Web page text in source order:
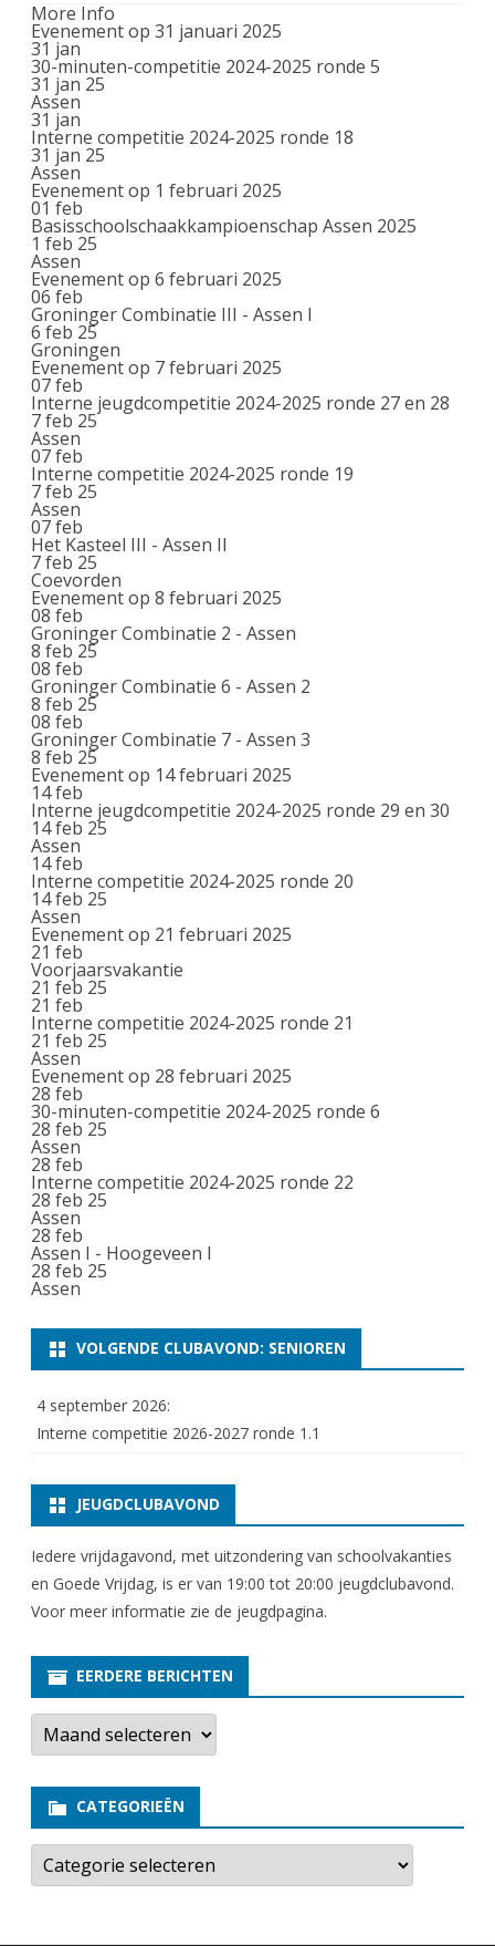
More Info
Evenement op 31 januari 2025
31 jan
30-minuten-competitie 2024-2025 ronde 5
31 jan 25
Assen
31 jan
Interne competitie 2024-2025 ronde 18
31 jan 25
Assen
Evenement op 1 februari 2025
01 feb
Basisschoolschaakkampioenschap Assen 2025
1 feb 25
Assen
Evenement op 6 februari 2025
06 feb
Groninger Combinatie III - Assen I
6 feb 25
Groningen
Evenement op 7 februari 2025
07feb
Interne jeugdcompetitie 2024-2025 ronde 27 en 28
7 feb 25
Assen
07feb
Interne competitie 2024-2025 ronde 19
7 feb 25
Assen
07feb
Het Kasteel III - Assen II
7 feb 25
Coevorden
Evenement op 8 februari 2025
08 feb
Groninger Combinatie 2 - Assen
8 feb 25
08 feb
Groninger Combinatie 6 - Assen 2
8 feb 25
08 feb
Groninger Combinatie 7 - Assen 3
8 feb 25
Evenement op 14 februari 2025
14feb
Interne jeugdcompetitie 2024-2025 ronde 29 en 30
14 feb 25
Assen
14feb
Interne competitie 2024-2025 ronde 20
14 feb 25
Assen
Evenement op 21 februari 2025
21 feb
Voorjaarsvakantie
21 feb 25
21 feb
Interne competitie 2024-2025 ronde 21
21 feb 25
Assen
Evenement op 28 februari 2025
28 feb
30-minuten-competitie 2024-2025 ronde 6
28 feb 25
Assen
28 feb
Interne competitie 2024-2025 ronde 22
28 feb 25
Assen
28 feb
Assen I - Hoogeveen I
28 feb 25
Assen
VOLGENDE CLUBAVOND: SENIOREN
4 september 2026:
Interne competitie 2026-2027 ronde 1.1
JEUGDCLUBAVOND
Iedere vrijdagavond, met uitzondering van schoolvakanties
en Goede Vrijdag, is er van 19:00 tot 20:00 jeugdclubavond.
Voor meer informatie zie de jeugdpagina.
EERDERE BERICHTEN
E
r
e
e
b
r
CATEGORIEËN
C
t